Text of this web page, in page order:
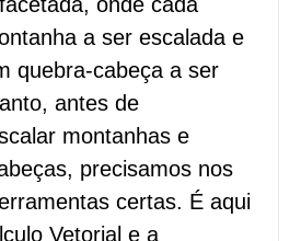
a ser escalada e
quebra-cabeça a ser
antes de
montanhas e
precisamos nos
certas. É aqui
Vetorial e a